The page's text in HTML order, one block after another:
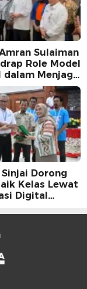
Sulaiman
Role Model
dalam Menjaga
Harga Telur
Dorong
Kelas Lewat
Digital